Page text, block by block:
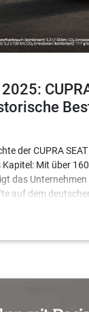
der CUPRA
Mit über
auf dem
Brand